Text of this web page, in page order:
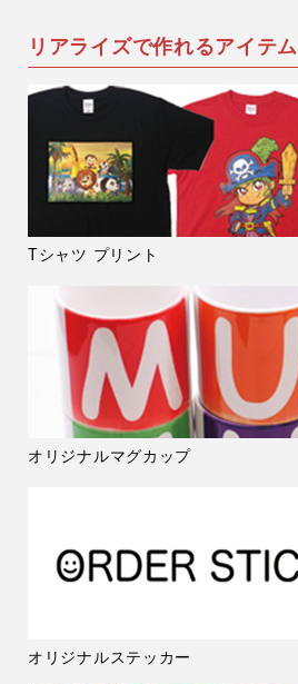
リアライズで作れるアイテム
Tシャツ プリント
オリジナルマグカップ
オリジナルステッカー